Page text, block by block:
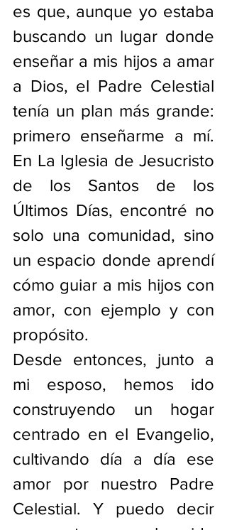
es que, aunque yo estaba
buscando un lugar donde
enseñar a mis hijos a amar
a Dios, el Padre Celestial
tenía un plan más grande:
primero enseñarme a mí.
En La Iglesia de Jesucristo
de los Santos de los
Últimos Días, encontré no
solo una comunidad, sino
un espacio donde aprendí
cómo guiar a mis hijos con
amor, con ejemplo y con
propósito.
Desde entonces, junto a
mi esposo, hemos ido
construyendo un hogar
centrado en el Evangelio,
cultivando día a día ese
amor por nuestro Padre
Celestial. Y puedo decir